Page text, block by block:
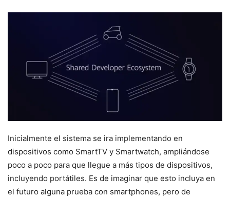
Inicialmente el sistema se ira implementando en
dispositivos como SmartTV y Smartwatch, ampliándose
poco a poco para que llegue a más tipos de dispositivos,
incluyendo portátiles. Es de imaginar que esto incluya en
el futuro alguna prueba con smartphones, pero de